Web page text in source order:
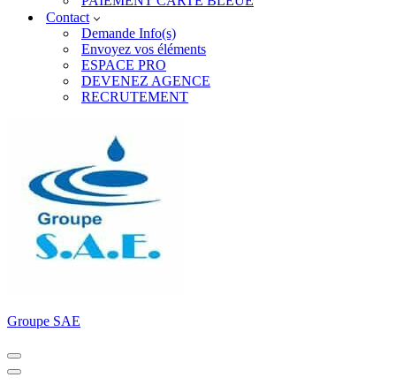
Contact
Demande Info(s)
Envoyez vos éléments
ESPACE PRO
DEVENEZ AGENCE
RECRUTEMENT
Groupe SAE
Menu
de
Menu